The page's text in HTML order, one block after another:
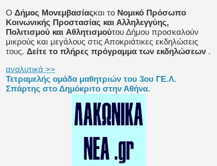
Ο Δήμος Μονεμβασίαςκαι το Νομικό Πρόσωπο
Κοινωνικής Προστασίας και Αλληλεγγύης,
Πολιτισμού και Αθλητισμούτου Δήμου προσκαλούν
μικρούς και μεγάλους στις Αποκριάτικες εκδηλώσεις
τους. Δείτε το πλήρες πρόγραμμα των εκδηλώσεων .
αναλυτικά >>
Τετραμελής ομάδα μαθητριών του 3ου ΓΕ.Λ.
Σπάρτης στο Δημόκριτο στην Αθήνα.